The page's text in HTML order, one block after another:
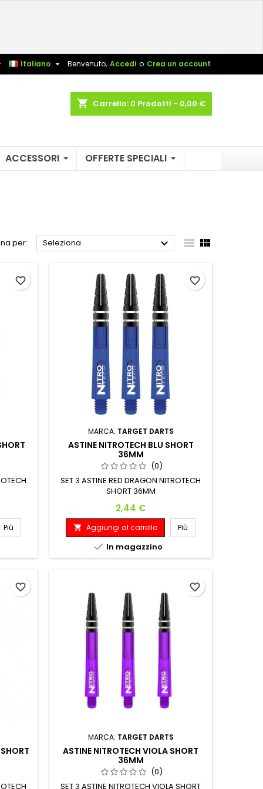
Benvenuto, Accedi o Crea un account
Italiano 
shopping_cart Carrello: 0 Prodotti - 0,00 €
ACCESSORI OFFERTE SPECIALI
per: Seleziona   
Più
favorite_border
MARCA: TARGET DARTS
ASTINE NITROTECH BLU SHORT
36MM
(0)
SET 3 ASTINE RED DRAGON NITROTECH
SHORT 36MM
Prezzo
2,44 €
 Aggiungi al carrello Più
 In magazzino
favorite_border
favorite_border
MARCA: TARGET DARTS
ASTINE NITROTECH VIOLA SHORT
36MM
(0)
SET 3 ASTINE NITROTECH VIOLA SHORT
favorite_border